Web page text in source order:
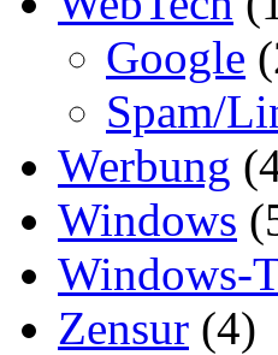
Google
Spam/
Werbung
Windows
Windows-
Zensur (4)